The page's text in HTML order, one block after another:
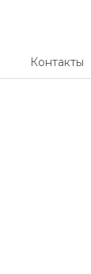
Контакты